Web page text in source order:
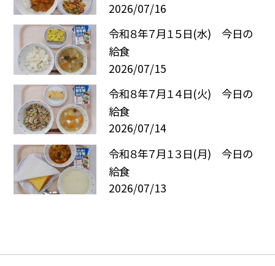
2026/07/16
令和８年７月１５日(水) 今日の
給食
2026/07/15
令和８年７月１４日(火) 今日の
給食
2026/07/14
令和８年７月１３日(月) 今日の
給食
2026/07/13